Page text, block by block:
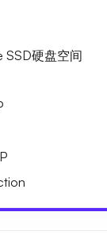
SSD硬盘空间